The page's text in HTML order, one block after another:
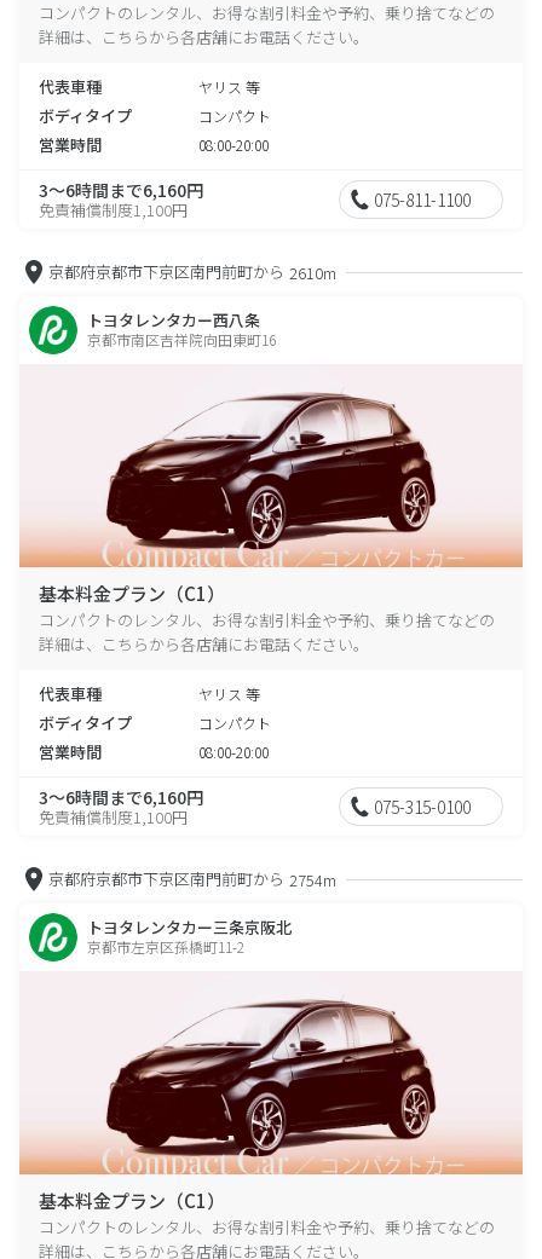
コンパクトのレンタル、お得な割引料金や予約、乗り捨てなどの
詳細は、こちらから各店舗にお電話ください。
代表車種 ヤリス 等
ボディタイプ コンパクト
営業時間 08:00-20:00
3～6時間まで6,160円
免責補償制度1,100円 075-811-1100
京都府京都市下京区南門前町から 2610m
トヨタレンタカー西八条
京都市南区吉祥院向田東町16
基本料金プラン（C1）
コンパクトのレンタル、お得な割引料金や予約、乗り捨てなどの
詳細は、こちらから各店舗にお電話ください。
代表車種 ヤリス 等
ボディタイプ コンパクト
営業時間 08:00-20:00
3～6時間まで6,160円
免責補償制度1,100円 075-315-0100
京都府京都市下京区南門前町から 2754m
トヨタレンタカー三条京阪北
京都市左京区孫橋町11-2
基本料金プラン（C1）
コンパクトのレンタル、お得な割引料金や予約、乗り捨てなどの
詳細は、こちらから各店舗にお電話ください。